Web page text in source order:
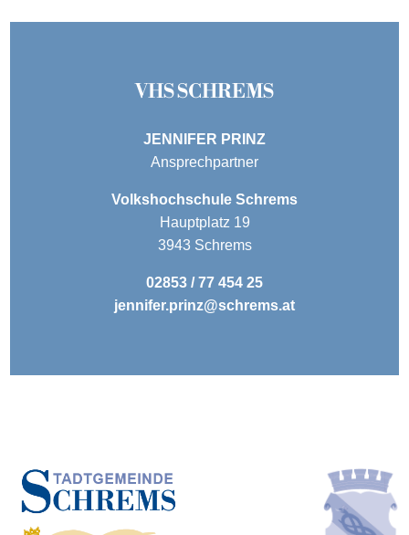
VHS SCHREMS
JENNIFER PRINZ
Ansprechpartner
Volkshochschule Schrems
Hauptplatz 19
3943 Schrems
02853 / 77 454 25
jennifer.prinz@schrems.at